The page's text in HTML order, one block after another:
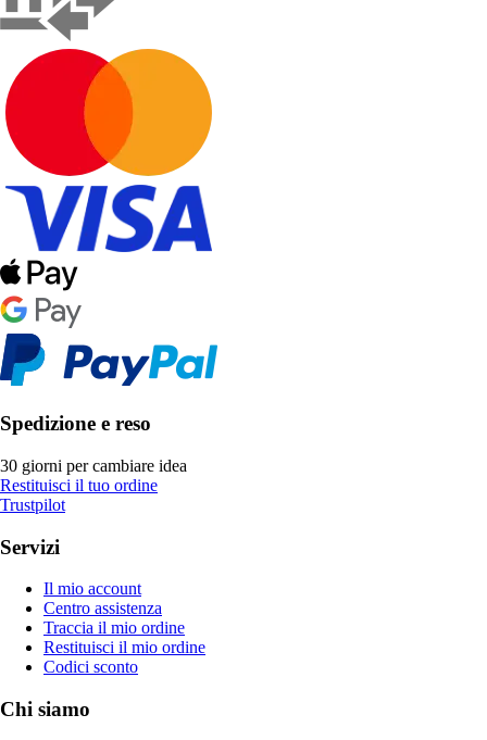
Spedizione e reso
30 giorni per cambiare idea
Restituisci il tuo ordine
Trustpilot
Servizi
Il mio account
Centro assistenza
Traccia il mio ordine
Restituisci il mio ordine
Codici sconto
Chi siamo